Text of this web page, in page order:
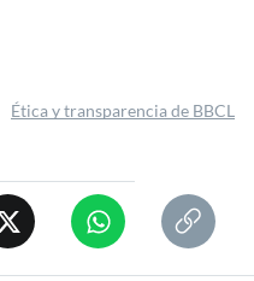
Ética y transparencia de BBCL